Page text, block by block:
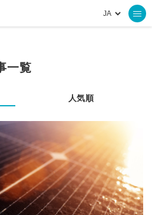
一覧
人気順